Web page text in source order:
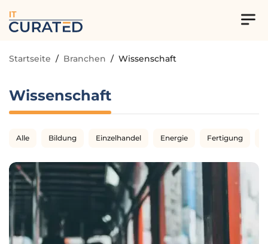
IT
Startseite / Branchen / Wissenschaft
Wissenschaft
Alle Bildung Einzelhandel Energie Fertigung